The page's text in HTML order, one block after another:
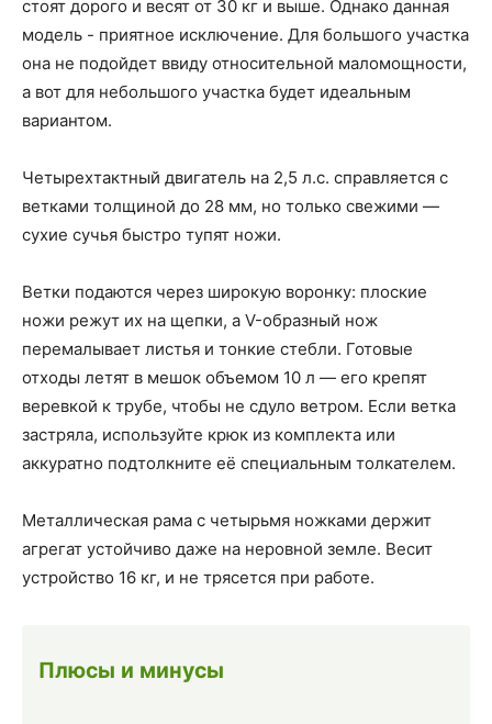
стоят дорого и весят от 30 кг и выше. Однако данная
модель - приятное исключение. Для большого участка
она не подойдет ввиду относительной маломощности,
а вот для небольшого участка будет идеальным
вариантом.
Четырехтактный двигатель на 2,5 л.с. справляется с
ветками толщиной до 28 мм, но только свежими —
сухие сучья быстро тупят ножи.
Ветки подаются через широкую воронку: плоские
ножи режут их на щепки, а V-образный нож
перемалывает листья и тонкие стебли. Готовые
отходы летят в мешок объемом 10 л — его крепят
веревкой к трубе, чтобы не сдуло ветром. Если ветка
застряла, используйте крюк из комплекта или
аккуратно подтолкните её специальным толкателем.
Металлическая рама с четырьмя ножками держит
агрегат устойчиво даже на неровной земле. Весит
устройство 16 кг, и не трясется при работе.
Плюсы и минусы